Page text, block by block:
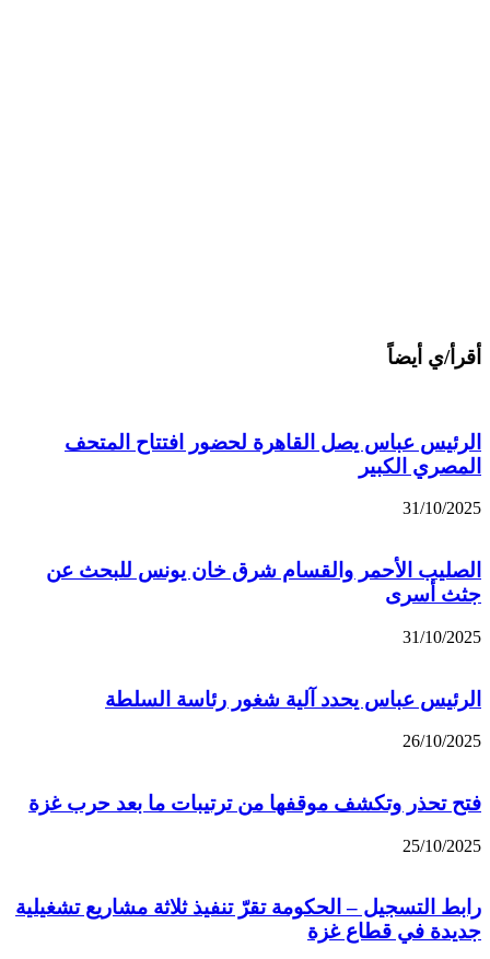
أقرأ/ي أيضاً
الرئيس عباس يصل القاهرة لحضور افتتاح المتحف
المصري الكبير
31/10/2025
الصليب الأحمر والقسام شرق خان يونس للبحث عن
جثث أسرى
31/10/2025
الرئيس عباس يحدد آلية شغور رئاسة السلطة
26/10/2025
فتح تحذر وتكشف موقفها من ترتيبات ما بعد حرب غزة
25/10/2025
رابط التسجيل – الحكومة تقرّ تنفيذ ثلاثة مشاريع تشغيلية
جديدة في قطاع غزة